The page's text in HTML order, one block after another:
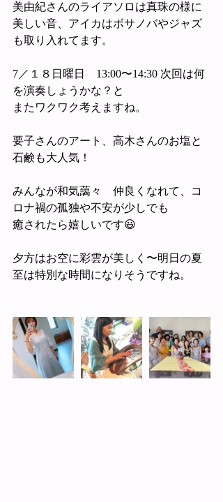
美由紀さんのライアソロは真珠の様に
美しい音、アイカはボサノバやジャズ
も取り入れてます。
7／１８日曜日　13:00〜14:30 次回は何
を演奏しょうかな？と
またワクワク考えますね。
要子さんのアート、高木さんのお塩と
石鹸も大人気！
みんなが和気藹々　仲良くなれて、コ
ロナ禍の孤独や不安が少しでも
癒されたら嬉しいです😃
夕方はお空に彩雲が美しく〜明日の夏
至は特別な時間になりそうですね。